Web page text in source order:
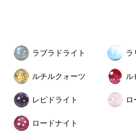
ラブラドライト ラ
ルチルクォーツ ル
レピドライト ロ
ロードナイト